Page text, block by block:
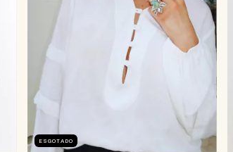
ESGOTADO